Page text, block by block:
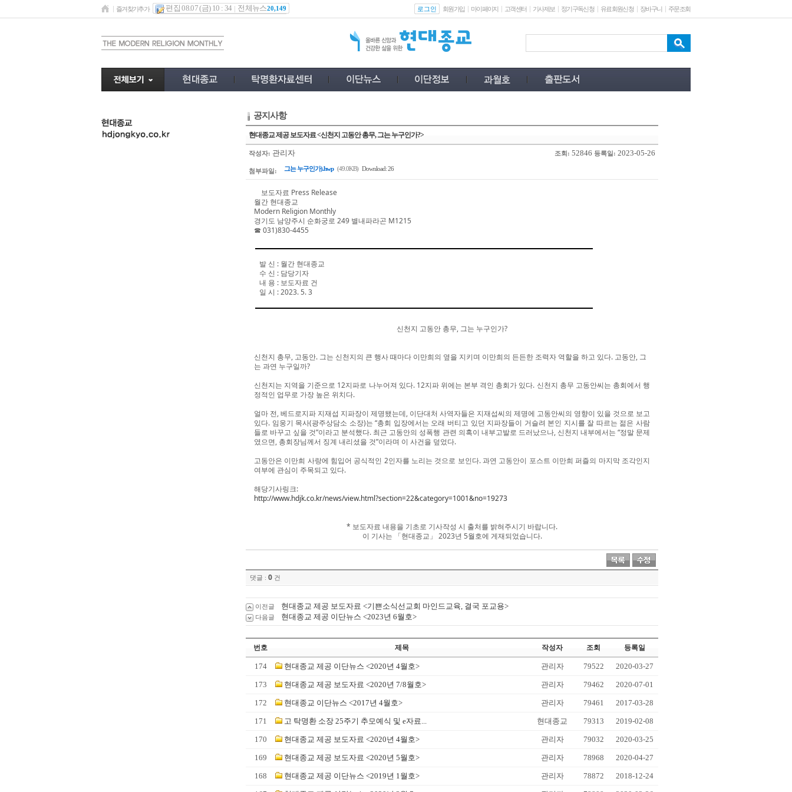
즐겨찾기추가 편집 08.07 (금) 10 : 34 전체뉴스20,149 로그인 회원가입 마이페이지 고객센터 기사제보 정기구독신청 유료회원신청 장바구니 주문조회
공지사항
현대종교 제공 보도자료 <신천지 고동안 총무, 그는 누구인가?>
작성자: 관리자 조회: 52846 등록일: 2023-05-26
첨부파일: 그는 누구인가).hwp (49.0KB) Download: 26
보도자료 Press Release
월간 현대종교
Modern Religion Monthly
경기도 남양주시 순화궁로 249 별내파라곤 M1215
☎ 031)830-4455
발 신 : 월간 현대종교
수 신 : 담당기자
내 용 : 보도자료 건
일 시 : 2023. 5. 3
신천지 고동안 총무, 그는 누구인가?
신천지 총무, 고동안. 그는 신천지의 큰 행사 때마다 이만희의 옆을 지키며 이만희의 든든한 조력자 역할을 하고 있다. 고동안, 그
는 과연 누구일까?
신천지는 지역을 기준으로 12지파로 나누어져 있다. 12지파 위에는 본부 격인 총회가 있다. 신천지 총무 고동안씨는 총회에서 행
정적인 업무로 가장 높은 위치다.
얼마 전, 베드로지파 지재섭 지파장이 제명됐는데, 이단대처 사역자들은 지재섭씨의 제명에 고동안씨의 영향이 있을 것으로 보고
있다. 임웅기 목사(광주상담소 소장)는 “총회 입장에서는 오래 버티고 있던 지파장들이 거슬려 본인 지시를 잘 따르는 젊은 사람
들로 바꾸고 싶을 것”이라고 분석했다. 최근 고동안의 성폭행 관련 의혹이 내부고발로 드러났으나, 신천지 내부에서는 “정말 문제
였으면, 총회장님께서 징계 내리셨을 것”이라며 이 사건을 덮었다.
고동안은 이만희 사랑에 힘입어 공식적인 2인자를 노리는 것으로 보인다. 과연 고동안이 포스트 이만희 퍼즐의 마지막 조각인지
여부에 관심이 주목되고 있다.
해당기사링크:
http://www.hdjk.co.kr/news/view.html?section=22&category=1001&no=19273
* 보도자료 내용을 기초로 기사작성 시 출처를 밝혀주시기 바랍니다.
이 기사는 「현대종교」 2023년 5월호에 게재되었습니다.
댓글 : 0 건
이전글 현대종교 제공 보도자료 <기쁜소식선교회 마인드교육, 결국 포교용>
다음글 현대종교 제공 이단뉴스 <2023년 6월호>
번호 제목 작성자 조회 등록일
174 현대종교 제공 이단뉴스 <2020년 4월호> 관리자 79522 2020-03-27
173 현대종교 제공 보도자료 <2020년 7/8월호> 관리자 79462 2020-07-01
172 현대종교 이단뉴스 <2017년 4월호> 관리자 79461 2017-03-28
171 고 탁명환 소장 25주기 추모예식 및 e자료... 현대종교 79313 2019-02-08
170 현대종교 제공 보도자료 <2020년 4월호> 관리자 79032 2020-03-25
169 현대종교 제공 보도자료 <2020년 5월호> 관리자 78968 2020-04-27
168 현대종교 제공 이단뉴스 <2019년 1월호> 관리자 78872 2018-12-24